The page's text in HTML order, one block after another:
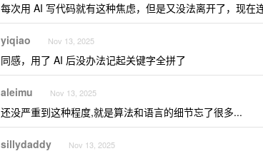
每次用 AI 写代码就有这种焦虑，但是又没法离开了，现在
yiqiao Nov 13, 2025
同感，用了 AI 后没办法记起关键字全拼了
aleimu Nov 13, 2025
还没严重到这种程度,就是算法和语言的细节忘了很多...
sillydaddy Nov 13, 2025